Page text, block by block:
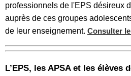
professionnels de l'EPS désireux
auprès de ces groupes
de leur enseignement. Consulter
L’EPS, les APSA et les élèves